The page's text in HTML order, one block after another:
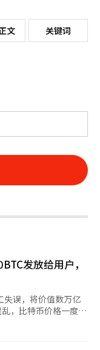
文 关键词
发放给用户，
误，将价值数万亿
，比特币价格一度暴
，Bithumb在进